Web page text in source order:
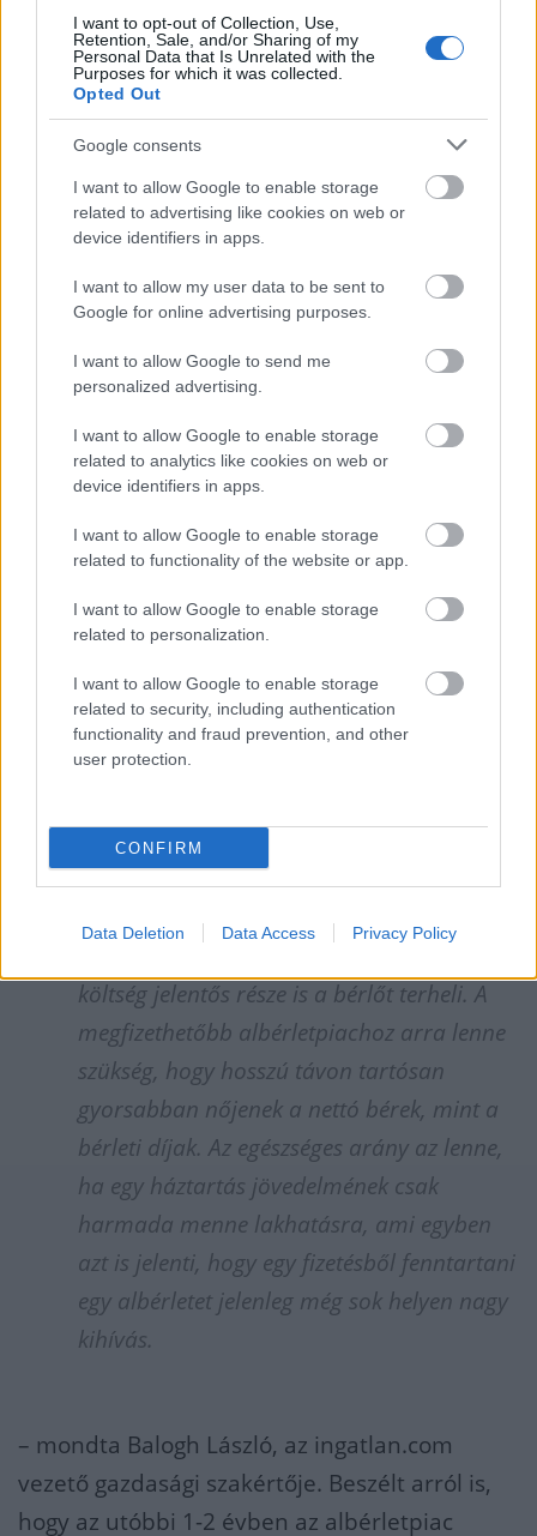
I want to opt-out of Collection, Use,
Retention, Sale, and/or Sharing of my
Personal Data that Is Unrelated with the
Purposes for which it was collected.
Opted Out
Google consents
I want to allow Google to enable storage
related to advertising like cookies on web or
device identifiers in apps.
I want to allow my user data to be sent to
Google for online advertising purposes.
I want to allow Google to send me
personalized advertising.
I want to allow Google to enable storage
related to analytics like cookies on web or
device identifiers in apps.
I want to allow Google to enable storage
related to functionality of the website or app.
I want to allow Google to enable storage
related to personalization.
I want to allow Google to enable storage
related to security, including authentication
functionality and fraud prevention, and other
user protection.
CONFIRM
Data Deletion Data Access Privacy Policy
legmagasabb az arány, egyaránt 44
százalék, míg Békéscsabán a
legalacsonyabb, 28 százalék - derül ki az
ingatlan.com elemzéséből.
Bár javult a helyzet a korábbi évekhez képest,
a medián lakbérek még mindig jelentős tételt
jelentenek a nettó fizetésekhez mérve. Erre
jutott az ingatlan.com friss elemzése, amely a
kiadó társasházi lakások medián bérleti díját
vetette össze a márciusi, kedvezmények
A budapesti albérletpiacon a 40-60
négyzetméteres lakások medián bérleti díja
jelenleg a kedvezmények nélküli becsült
nettó bér 41 százalékát viszi el. A korábbi
években 44-50 százalék volt ez az arány,
sokkal olcsóbbnak tartanák az albérleteket.
Sőt, még mindig komoly kiadást jelentenek
különösen a fővárosban, hiszen a bérleti
költség jelentős része is a bérlőt terheli. A
megfizethetőbb albérletpiachoz arra lenne
szükség, hogy hosszú távon tartósan
gyorsabban nőjenek a nettó bérek, mint a
bérleti díjak. Az egészséges arány az lenne,
ha egy háztartás jövedelmének csak
harmada menne lakhatásra, ami egyben
azt is jelenti, hogy egy fizetésből fenntartani
egy albérletet jelenleg még sok helyen nagy
kihívás.
– mondta Balogh László, az ingatlan.com
vezető gazdasági szakértője. Beszélt arról is,
hogy az utóbbi 1-2 évben az albérletpiac